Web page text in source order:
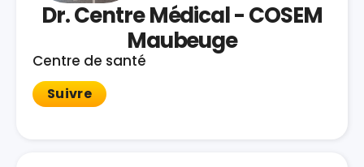
Dr. Centre Médical - COSEM
Maubeuge
Centre de santé
Suivre